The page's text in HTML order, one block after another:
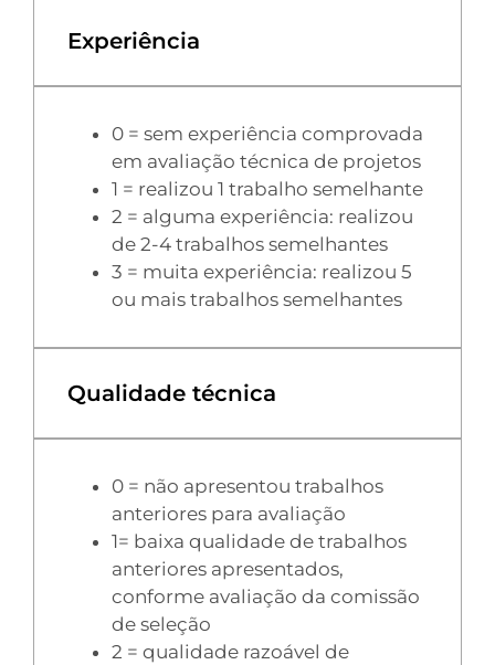
Experiência
0 = sem experiência comprovada
em avaliação técnica de projetos
1 = realizou 1 trabalho semelhante
2 = alguma experiência: realizou
de 2-4 trabalhos semelhantes
3 = muita experiência: realizou 5
ou mais trabalhos semelhantes
Qualidade técnica
0 = não apresentou trabalhos
anteriores para avaliação
1= baixa qualidade de trabalhos
anteriores apresentados,
conforme avaliação da comissão
de seleção
2 = qualidade razoável de